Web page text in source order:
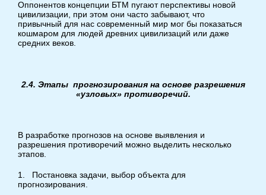
Оппонентов концепции БТМ пугают перспективы новой
цивилизации, при этом они часто забывают, что
привычный для нас современный мир мог бы показаться
кошмаром для людей древних цивилизаций или даже
средних веков.
2.4. Этапы прогнозирования на основе разрешения
«узловых» противоречий.
В разработке прогнозов на основе выявления и
разрешения противоречий можно выделить несколько
этапов.
1. Постановка задачи, выбор объекта для
прогнозирования.